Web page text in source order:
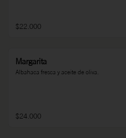
$22.000
Margarita
Albahaca fresca y aceite de oliva.
$24.000